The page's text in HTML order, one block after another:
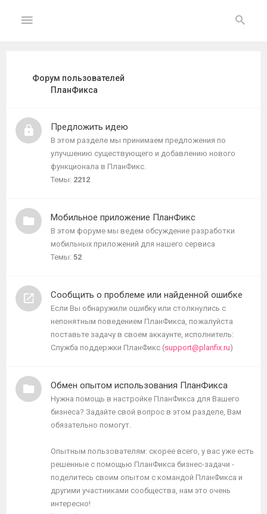
ГЛАВНАЯ
главную
Темы
без
ответов
Активные
Форум пользователей
ПланФикса
Предложить идею
В этом разделе мы принимаем предложения по
улучшению существующего и добавлению нового
функционала в ПланФикс.
Темы: 2212
Мобильное приложение ПланФикс
В этом форуме мы ведем обсуждение разработки
мобильных приложений для нашего сервиса
Темы: 52
Сообщить о проблеме или найденной ошибке
Если Вы обнаружили ошибку или столкнулись с
непонятным поведением ПланФикса, пожалуйста
поставьте задачу в своем аккаунте, исполнитель:
Служба поддержки ПланФикс (support@planfix.ru)
Обмен опытом использования ПланФикса
Нужна помощь в настройке ПланФикса для Вашего
бизнеса? Задайте свой вопрос в этом разделе, Вам
обязательно помогут.
Опытным пользователям: скорее всего, у вас уже есть
решенные с помощью ПланФикса бизнес-задачи -
поделитесь своим опытом с командой ПланФикса и
другими участниками сообщества, нам это очень
интересно!